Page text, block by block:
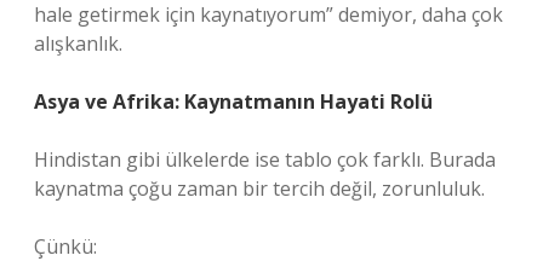
hale getirmek için kaynatıyorum” demiyor, daha çok
alışkanlık.
Asya ve Afrika: Kaynatmanın Hayati Rolü
Hindistan gibi ülkelerde ise tablo çok farklı. Burada
kaynatma çoğu zaman bir tercih değil, zorunluluk.
Çünkü: